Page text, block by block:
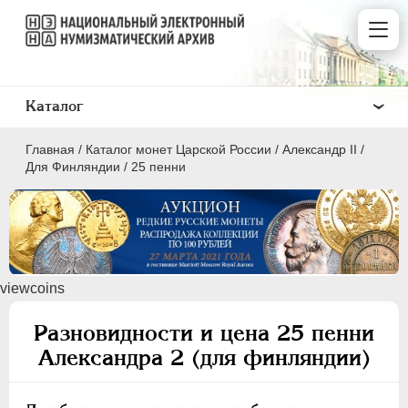
Главная / Каталог монет Царской России / Александр II /
Для Финляндии / 25 пенни
viewcoins
Разновидности и цена 25 пенни
Александра 2 (для финляндии)
Каталог
ПEТР I 1699 - 1725
ЕКАТЕРИНА I
АННА ИОАННОВНА 1730-1740
ИОАНН АНТОНОВИЧ 1740-1741